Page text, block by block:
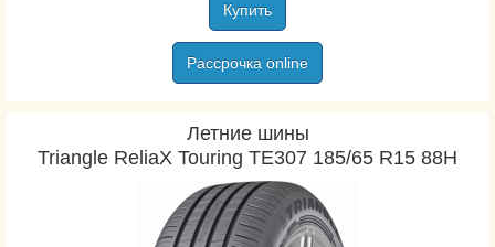
Купить
Рассрочка online
Летние шины
Triangle ReliaX Touring TE307 185/65 R15 88H